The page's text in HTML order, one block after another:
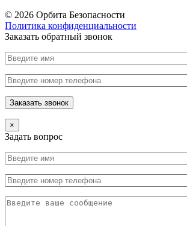
© 2026 Орбита Безопасности
Политика конфиденциальности
Заказать обратный звонок
×
Задать вопрос